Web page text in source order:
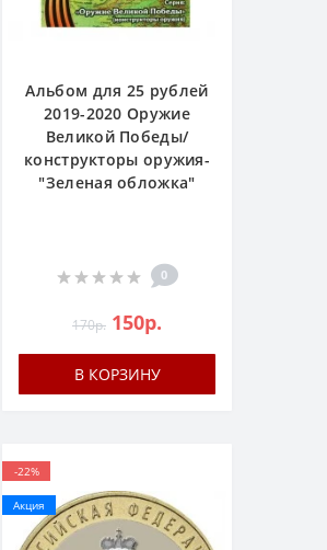
Альбом для 25 рублей
2019-2020 Оружие
Великой Победы/
конструкторы оружия-
"Зеленая обложка"
0
170р. 150р.
В КОРЗИНУ
-22%
Акция